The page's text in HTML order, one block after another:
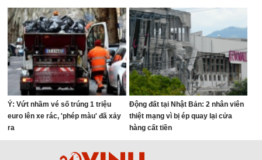
quốc tế
Ý: Vứt nhầm vé số trúng 1 triệu
euro lên xe rác, 'phép màu' đã xảy
ra
Động đất tại Nhật Bản: 2 nhân viên
thiệt mạng vì bị ép quay lại cửa
hàng cất tiền